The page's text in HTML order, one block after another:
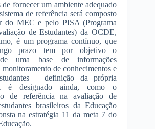
de fornecer um ambiente adequado
de referência será composto
do MEC e pelo PISA (Programa
de Estudantes) da OCDE,
é um programa contínuo, que
prazo tem por objetivo o
de uma base de informações
de conhecimentos e
– definição da própria
é designado ainda, como o
de referência na avaliação de
brasileiros da Educação
na estratégia 11 da meta 7 do